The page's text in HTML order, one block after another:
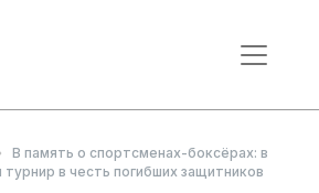
В память о спортсменах-боксёрах: в
в честь погибших защитников